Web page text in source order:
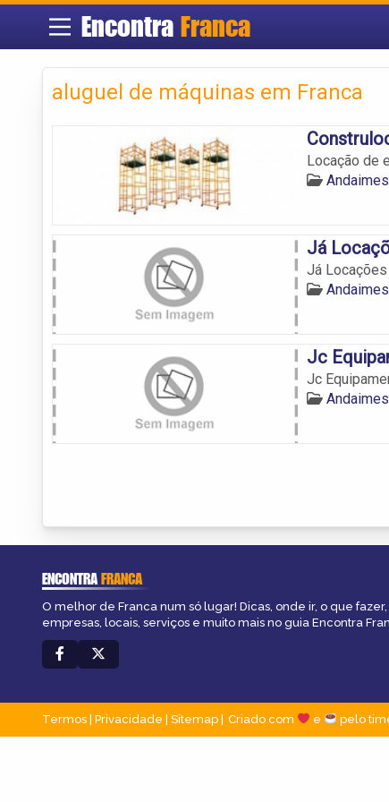
Encontra Franca
aluguel de máquinas em Franca
Locação de
Já
Já Locações
Jc
Jc
ENCONTRAFRANCA
O melhor de Franca num só lugar! Dicas, onde ir, o que
empresas, locais, serviços e muito mais no guia Encontra
Termos Privacidade Sitemap Criado com e pelo